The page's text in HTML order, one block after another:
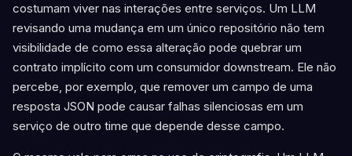
costumam viver nas interações entre serviços. Um LLM
revisando uma mudança em um único repositório não tem
visibilidade de como essa alteração pode quebrar um
contrato implícito com um consumidor downstream. Ele não
percebe, por exemplo, que remover um campo de uma
resposta JSON pode causar falhas silenciosas em um
serviço de outro time que depende desse campo.